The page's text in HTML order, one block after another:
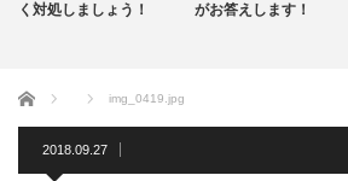
く対処しましょう！
がお答えします！
ホーム img_0419.jpg
2018.09.27